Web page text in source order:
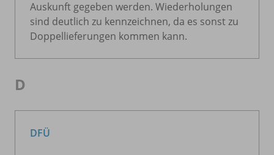
Auskunft gegeben werden. Wiederholungen
sind deutlich zu kennzeichnen, da es sonst zu
Doppellieferungen kommen kann.
D
DFÜ